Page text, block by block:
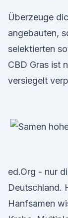
Überzeuge
angebauten,
selektierten
CBD Gras ist
versiegelt
ed.Org - nur
Deutschland.
Hanfsamen